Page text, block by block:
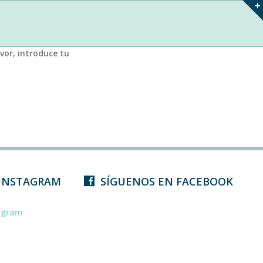
introduce tu
SÍGUENOS EN FACEBOOK